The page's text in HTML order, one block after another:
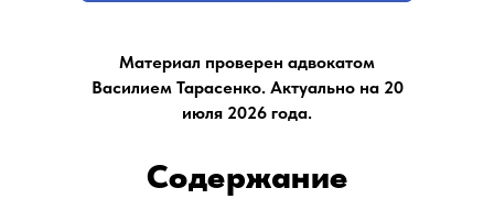
Материал проверен адвокатом
Василием Тарасенко. Актуально на 20
июля 2026 года.
Содержание